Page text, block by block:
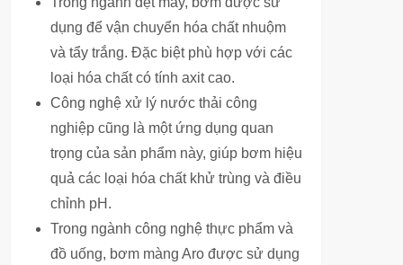
dụng để vận chuyển hóa chất nhuộm
và tẩy trắng. Đặc biệt phù hợp với các
loại hóa chất có tính axit cao.
Công nghệ xử lý nước thải công
nghiệp cũng là một ứng dụng quan
trọng của sản phẩm này, giúp bơm hiệu
quả các loại hóa chất khử trùng và điều
chỉnh pH.
Trong ngành công nghệ thực phẩm và
đồ uống, bơm màng Aro được sử dụng